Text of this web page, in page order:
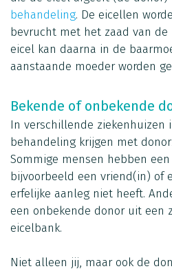
behandeling. De eicellen
bevrucht met het zaad van de
eicel kan daarna in de
aanstaande moeder worden
Bekende of onbekende
In verschillende ziekenhuizen
behandeling krijgen met
Sommige mensen hebben
bijvoorbeeld een vriend(in) of
erfelijke aanleg niet heeft.
een onbekende donor uit een
eicelbank.
Niet alleen jij, maar ook de